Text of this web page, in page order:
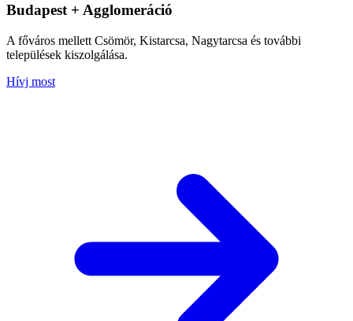
Budapest + Agglomeráció
A főváros mellett Csömör, Kistarcsa, Nagytarcsa és további
települések kiszolgálása.
Hívj most